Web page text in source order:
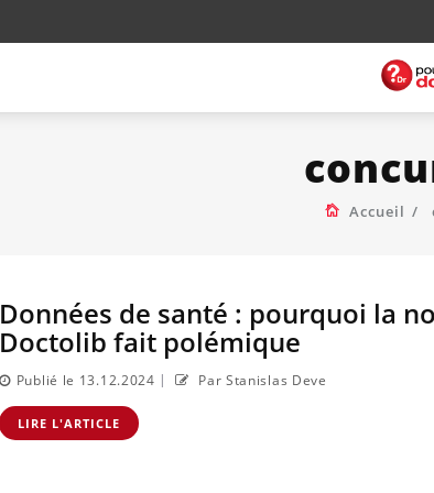
Accueil
Données de santé : pourquoi la
Doctolib fait polémique
Publié le 13.12.2024 | Par Stanislas Deve
LIRE L'ARTICLE